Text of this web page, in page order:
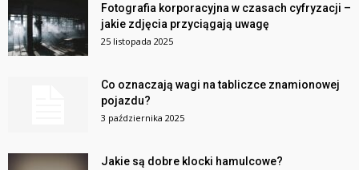
Fotografia korporacyjna w czasach cyfryzacji –
jakie zdjęcia przyciągają uwagę
25 listopada 2025
Co oznaczają wagi na tabliczce znamionowej
pojazdu?
3 października 2025
Jakie są dobre klocki hamulcowe?